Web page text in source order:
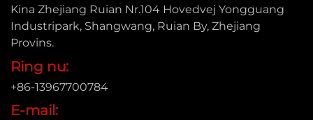
Kina Zhejiang Ruian Nr.104 Hovedvej Yongguang
Industripark, Shangwang, Ruian By, Zhejiang
Provins.
Ring nu:
+86-13967700784
E-mail: